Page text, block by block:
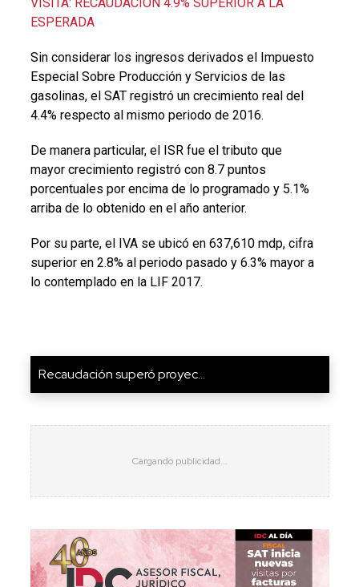
ESPERADA
Sin considerar los ingresos derivados el Impuesto
Especial Sobre Producción y Servicios de las
gasolinas, el SAT registró un crecimiento real del
4.4% respecto al mismo periodo de 2016.
De manera particular, el ISR fue el tributo que
mayor crecimiento registró con 8.7 puntos
porcentuales por encima de lo programado y 5.1%
arriba de lo obtenido en el año anterior.
Por su parte, el IVA se ubicó en 637,610 mdp, cifra
superior en 2.8% al periodo pasado y 6.3% mayor a
lo contemplado en la LIF 2017.
Recaudación superó proyec...